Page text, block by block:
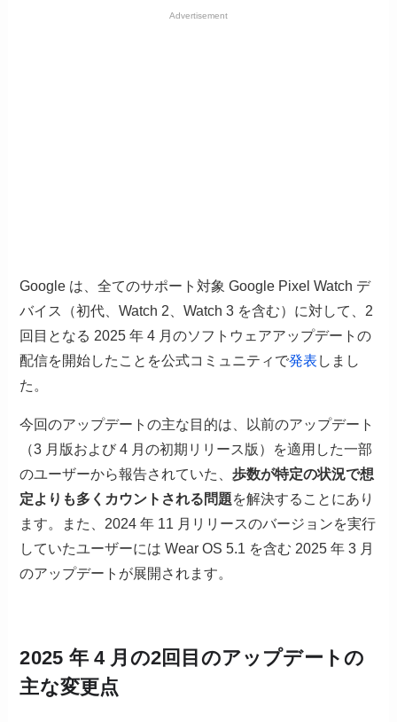
Advertisement
Google は、全てのサポート対象 Google Pixel Watch デ
バイス（初代、Watch 2、Watch 3 を含む）に対して、2
回目となる 2025 年 4 月のソフトウェアアップデートの
配信を開始したことを公式コミュニティで発表 しまし
た。
今回のアップデートの主な目的は、以前のアップデート
（3 月版および 4 月の初期リリース版）を適用した一部
のユーザーから報告されていた、歩数が特定の状況で想
定よりも多くカウントされる問題を解決することにあり
ます。また、2024 年 11 月リリースのバージョンを実行
していたユーザーには Wear OS 5.1 を含む 2025 年 3 月
のアップデートが展開されます。
2025 年 4 月の2回目のアップデートの
主な変更点